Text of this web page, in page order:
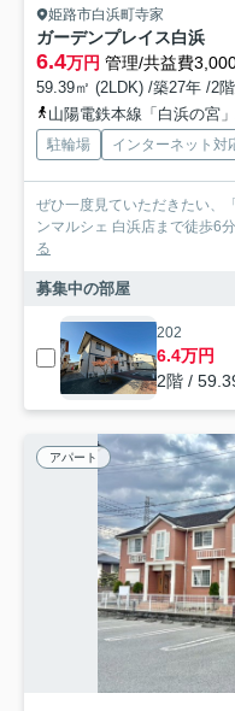
姫路市白浜町寺家
ガーデンプレイス白浜
6.4万円 管理/共益費
59.39㎡ (2LDK) /築27年 /2
山陽電鉄本線「白浜の宮
駐輪場 インターネット対
ぜひ一度見ていただきたい、
ンマルシェ 白浜店まで徒歩6
る
募集中の部屋
202
6.4万円
2階 /
アパート